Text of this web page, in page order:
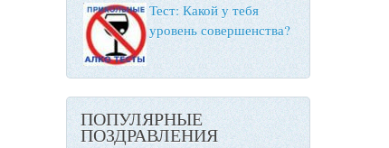
Тест: Какой у тебя
уровень совершенства?
ПОПУЛЯРНЫЕ
ПОЗДРАВЛЕНИЯ